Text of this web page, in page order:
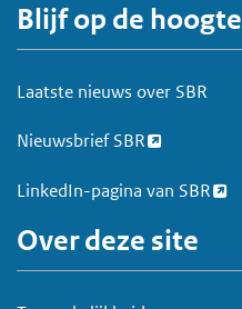
V
o
e
t
Blijf op de hoogte
Laatste nieuws over SBR
Nieuwsbrief SBR
LinkedIn-pagina van SBR
Over deze site